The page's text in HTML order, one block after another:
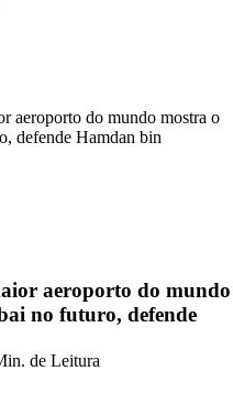
aeroporto do mundo mostra o
defende Hamdan bin
aeroporto do mundo
no futuro, defende
de Leitura